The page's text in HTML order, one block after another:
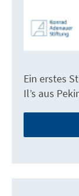
Ein erstes
Il’s aus